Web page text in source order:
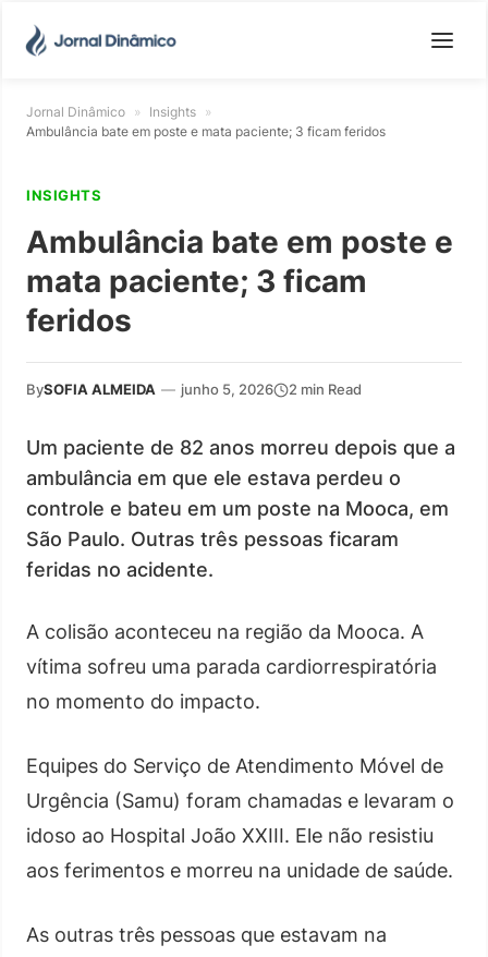
Jornal Dinâmico » Insights »
Ambulância bate em poste e mata paciente; 3 ficam feridos
INSIGHTS
Ambulância bate em poste e
mata paciente; 3 ficam
feridos
BySOFIA ALMEIDA — junho 5, 2026 2 min Read
Um paciente de 82 anos morreu depois que a
ambulância em que ele estava perdeu o
controle e bateu em um poste na Mooca, em
São Paulo. Outras três pessoas ficaram
feridas no acidente.
A colisão aconteceu na região da Mooca. A
vítima sofreu uma parada cardiorrespiratória
no momento do impacto.
Equipes do Serviço de Atendimento Móvel de
Urgência (Samu) foram chamadas e levaram o
idoso ao Hospital João XXIII. Ele não resistiu
aos ferimentos e morreu na unidade de saúde.
As outras três pessoas que estavam na